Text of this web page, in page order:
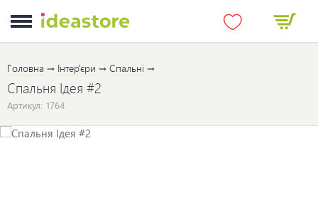
Головна Інтер'єри Спальні
Спальня Ідея #2
Артикул: 1764